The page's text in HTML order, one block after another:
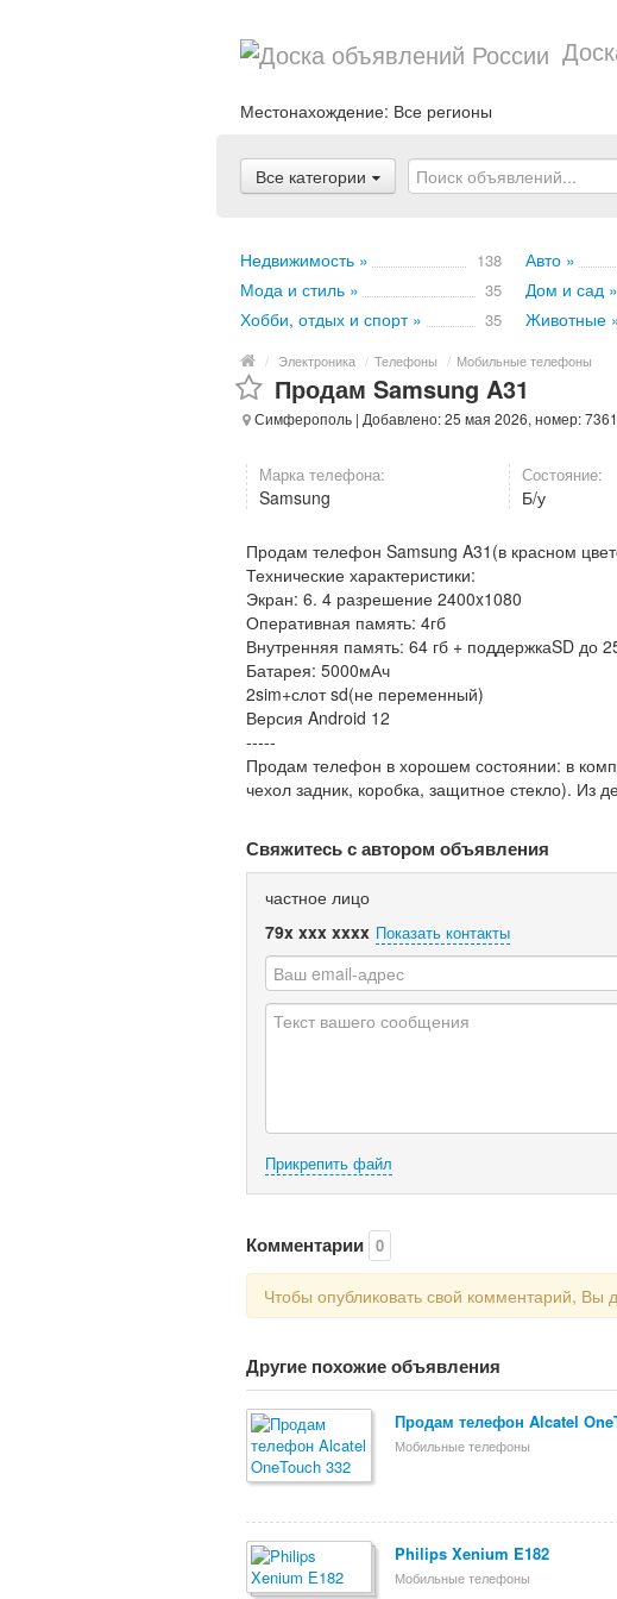
Местонахождение: Все регионы
Все категории
Недвижимость » 138 Авто »
Мода и стиль » 35 Дом и сад »
Хобби, отдых и спорт » 35 Животные
/ Электроника / Телефоны / Мобильные телефоны
Продам Samsung A31
Симферополь | Добавлено: 25 мая 2026, номер:
Марка телефона:
Samsung
Состояние:
Б/у
Продам телефон Samsung A31(в красном
Технические характеристики:
Экран: 6. 4 разрешение 2400x1080
Оперативная память: 4гб
Внутренняя память: 64 гб + поддержкаSD до
Батарея: 5000мАч
2sim+слот sd(не переменный)
Версия Android 12
-----
Продам телефон в хорошем состоянии: в
чехол задник, коробка, защитное стекло). Из
Свяжитесь с автором объявления
частное лицо
79x xxx xxxx Показать контакты
Прикрепить файл
Комментарии 0
Чтобы опубликовать свой комментарий, Вы
Другие похожие объявления
Продам телефон Alcatel
Мобильные телефоны
Philips Xenium E182
Мобильные телефоны